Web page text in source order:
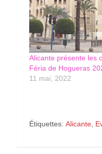
Alicante présente les
Féria de Hogueras
11 mai, 2022
Étiquettes: Alicante